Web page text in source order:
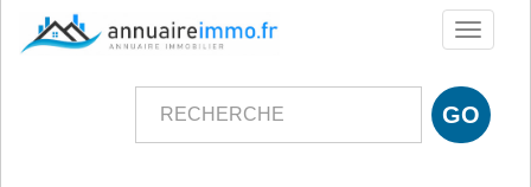
Toggle